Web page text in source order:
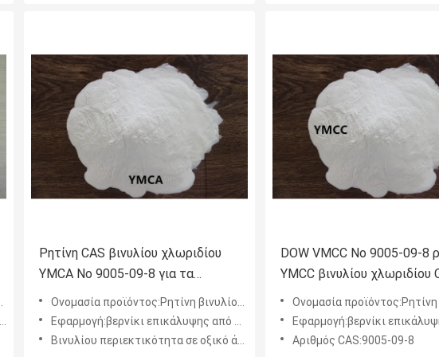
Ρητίνη CAS βινυλίου χλωριδίου
YMCA Νο 9005-09-8 για τα
μελάνια και το βερνίκι φύλλων
αλουμινίου αλουμινίου
Ονομασία προϊόντος:Ρητίνη βινυλίου χλωριδίου
Εφαρμογή:βερνίκι επικάλυψης από πλαστικό και μέταλλο, επικάλυψη ανθεκτική στη διάβρωση των μετάλλων, βερνίκι
Βινυλίου περιεκτικότητα σε οξικό άλας:17±1%
DOW VMCC Νο 9005-09-8
YMCC βινυλίου χλωριδίου
που εφαρμόζεται στα
τις κόλλες
Ονομασία προϊόντος:Ρητίνη βινυλίου
Εφαρμογή:βερνίκι επικάλυψης από πλαστικό και μέταλλο, επικάλυψη ανθεκτική στη διάβρωση
Αριθμός CAS:9005-09-8